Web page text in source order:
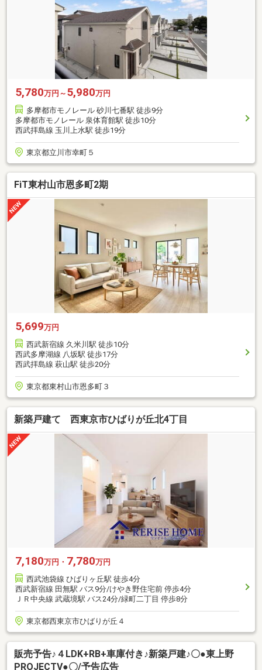
5,780万円～ 5,980万円
多摩都市モノレール 砂川七番駅 徒歩9分
多摩都市モノレール 泉体育館駅 徒歩10分
西武拝島線 玉川上水駅 徒歩19分
東京都立川市幸町５
FiT東村山市恩多町2期
5,699万円
西武新宿線 久米川駅 徒歩10分
西武多摩湖線 八坂駅 徒歩17分
西武拝島線 萩山駅 徒歩20分
東京都東村山市恩多町３
新築戸建て 西東京市ひばりが丘北4丁目
7,180万円・ 7,780万円
西武池袋線 ひばりヶ丘駅 徒歩4分
西武新宿線 田無駅 バス9分/けやき野住宅前 停歩4分
ＪＲ中央線 武蔵境駅 バス24分/緑町二丁目 停歩8分
東京都西東京市ひばりが丘４
販売予告♪４LDK+RB+車庫付き♪新築戸建♪〇●東上野
PROJECTⅤ●〇/予告広告